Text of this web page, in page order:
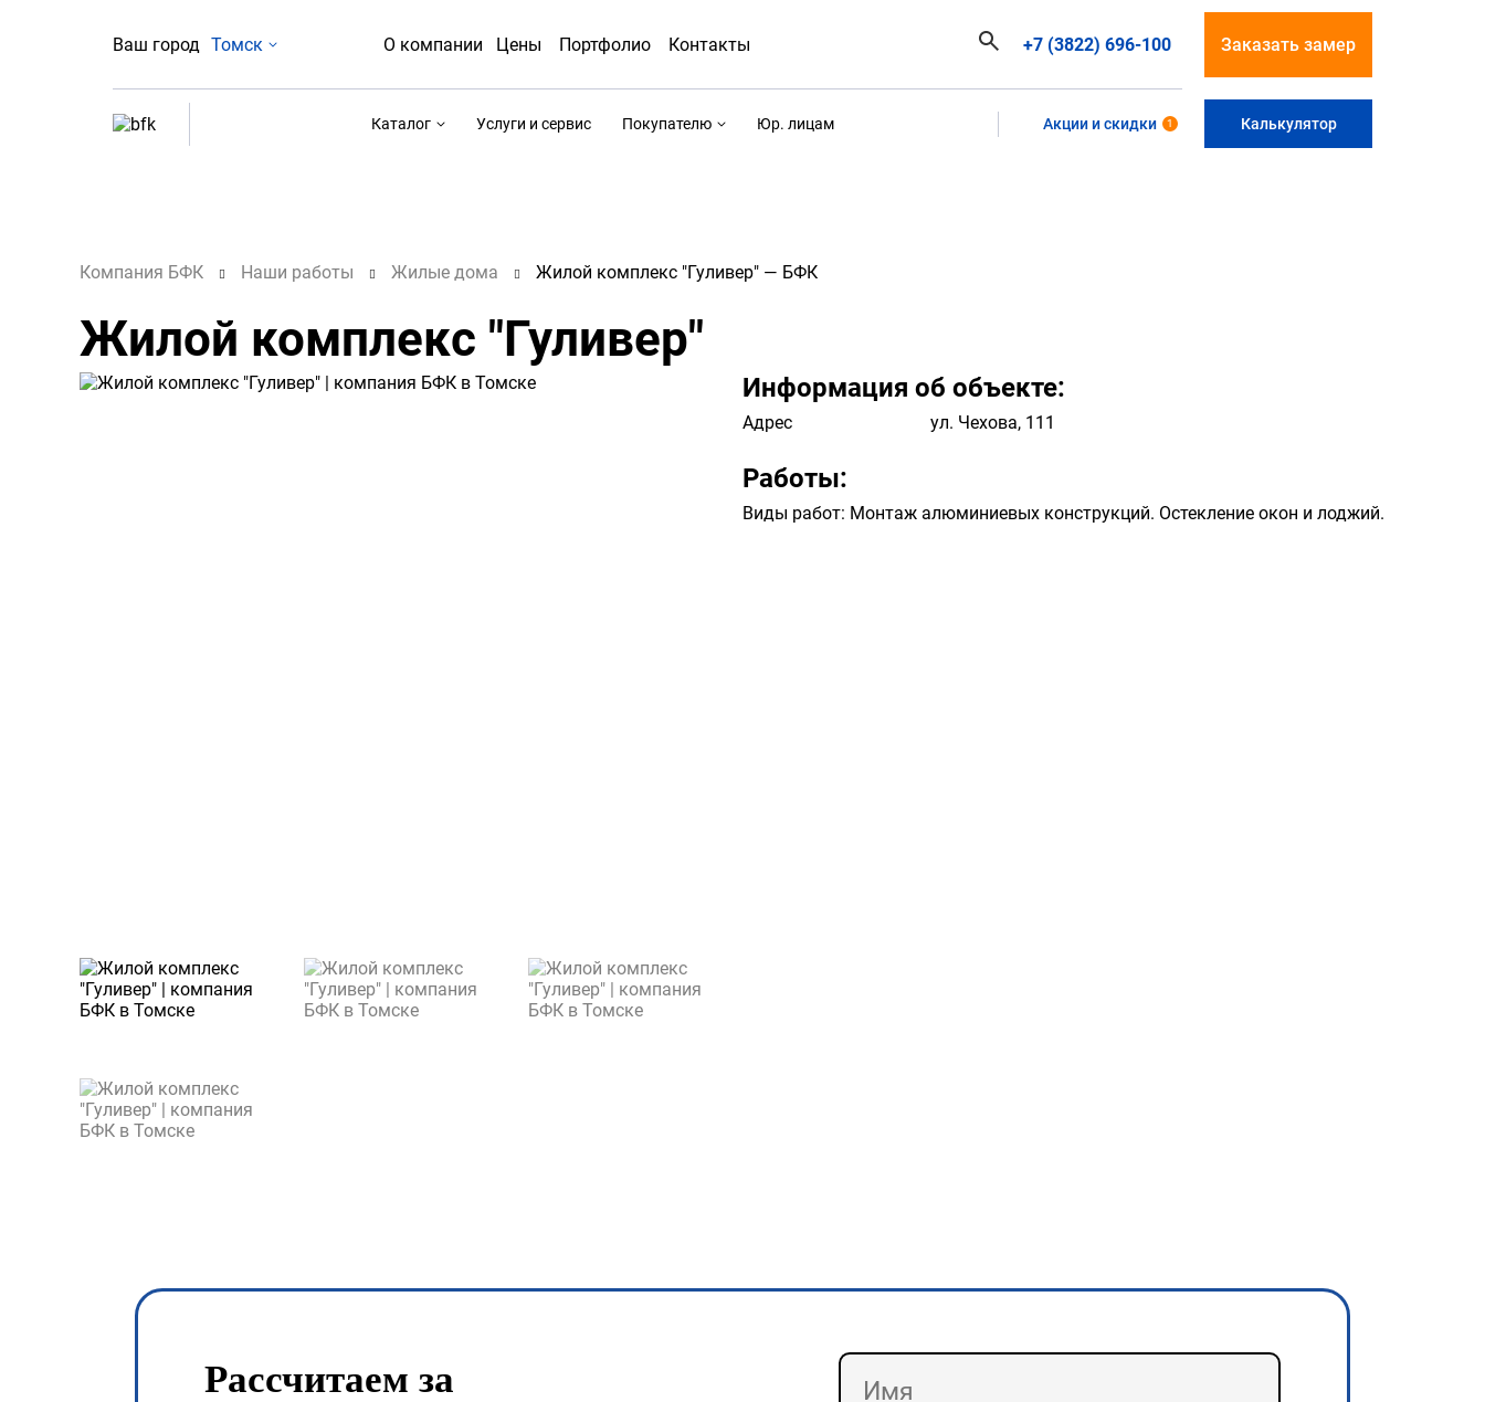
Ваш город Томск О компании Цены Портфолио Контакты +7 (3822) 696-100 Заказать замер
Каталог Услуги и сервис Покупателю Юр. лицам Акции и скидки 1 Калькулятор
Компания БФК Наши работы Жилые дома Жилой комплекс "Гуливер" — БФК
Жилой комплекс "Гуливер"
Информация об объекте:
Адрес ул. Чехова, 111
Работы:
Виды работ: Монтаж алюминиевых конструкций. Остекление окон и лоджий.
Рассчитаем за